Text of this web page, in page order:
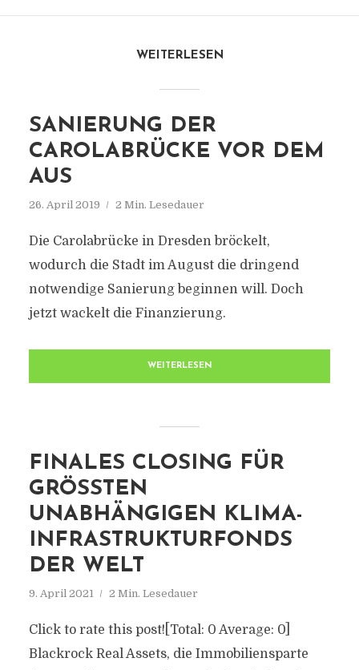
WEITERLESEN
SANIERUNG DER
CAROLABRÜCKE VOR DEM
AUS
26. April 2019 2 Min. Lesedauer
Die Carolabrücke in Dresden bröckelt,
wodurch die Stadt im August die dringend
notwendige Sanierung beginnen will. Doch
jetzt wackelt die Finanzierung.
WEITERLESEN
FINALES CLOSING FÜR
GRÖSSTEN U
NABHÄNGIGEN KLIMA-I
NFRASTRUKTURFONDS D
ER WELT
9. April 2021 2 Min. Lesedauer
Click to rate this post![Total: 0 Average: 0]
Blackrock Real Assets, die Immobiliensparte